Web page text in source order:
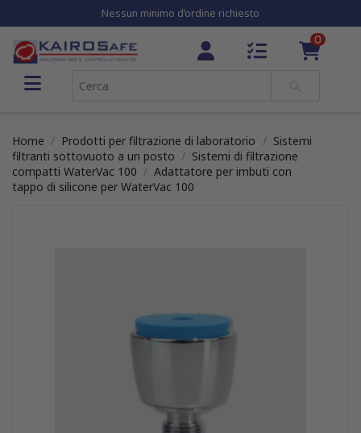
Nessun minimo d’ordine richiesto
0
Home Prodotti per filtrazione di laboratorio
Sistemi
filtranti sottovuoto a un posto
Sistemi di filtrazione
compatti WaterVac 100
Adattatore per imbuti con
tappo di silicone per WaterVac 100